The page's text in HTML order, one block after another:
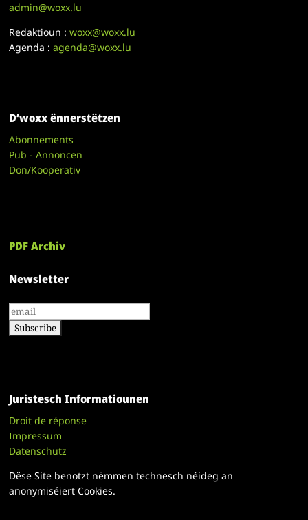
admin@woxx.lu
Redaktioun :woxx@woxx.lu
Agenda :agenda@woxx.lu
D’woxx ënnerstëtzen
Abonnements
Pub - Annoncen
Don/Kooperativ
PDF Archiv
Newsletter
Juristesch Informatiounen
Droit de réponse
Impressum
Datenschutz
Dëse Site benotzt nëmmen technesch néideg an
anonymiséiert Cookies.